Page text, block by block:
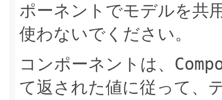
ポーネントでモデルを共
使わないでください。
コンポーネントは、
て返された値に従って、